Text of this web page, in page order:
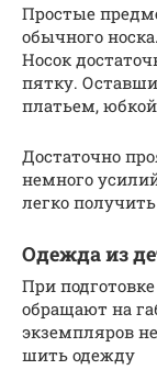
Простые
обычного
Носок
пятку.
платьем,
Достаточно
немного
легко
Одежда из
При
обращают на
экземпляров
шить одежду